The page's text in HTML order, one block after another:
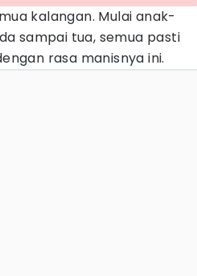
kalangan. Mulai anak-
sampai tua, semua pasti
rasa manisnya ini.